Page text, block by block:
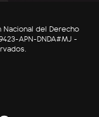
Nacional del Derecho
APN-DNDA#MJ -